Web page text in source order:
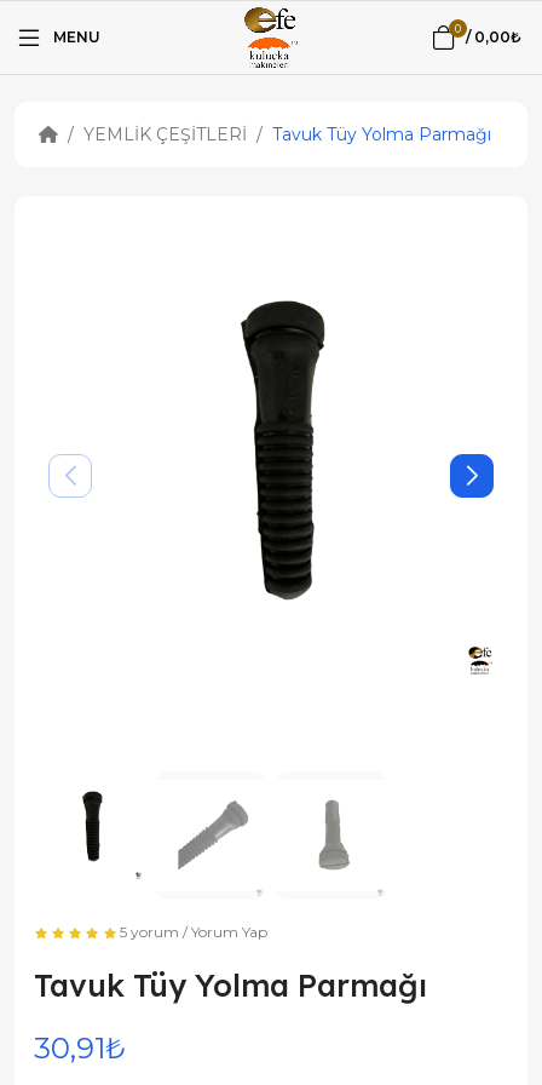
MENU 0 / 0,00₺
YEMLİK ÇEŞİTLERİ Tavuk Tüy Yolma Parmağı
5 yorum /Yorum Yap
Tavuk Tüy Yolma Parmağı
30,91₺